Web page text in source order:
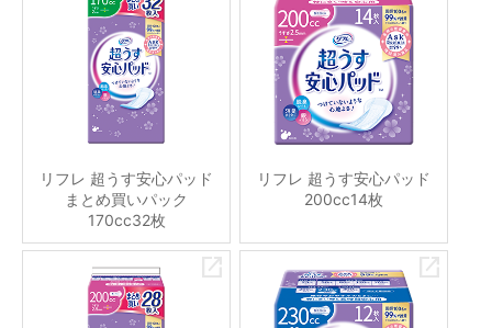
リフレ 超うす安心パッド
まとめ買いパック
170cc32枚
リフレ 超うす安心パッド
200cc14枚